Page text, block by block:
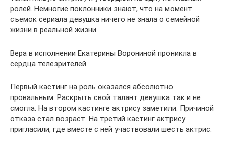
ролей. Немногие поклонники знают, что на момент
съемок сериала девушка ничего не знала о семейной
жизни в реальной жизни
Вера в исполнении Екатерины Ворониной проникла в
сердца телезрителей.
Первый кастинг на роль оказался абсолютно
провальным. Раскрыть свой талант девушка так и не
смогла. На втором кастинге актрису заметили. Причиной
отказа стал возраст. На третий кастинг актрису
пригласили, где вместе с ней участвовали шесть актрис.